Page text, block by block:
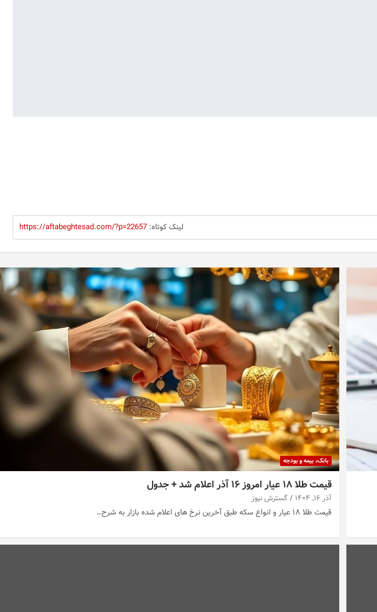
لینک کوتاه: https://aftabeghtesad.com/?p=22657
بانک، بیمه و بودجه
قیمت طلا ۱۸ عیار امروز ۱۶ آذر اعلام شد + جدول
آذر ۱۶, ۱۴۰۴ گسترش نیوز
قیمت طلا ۱۸ عیار و انواع سکه طبق آخرین نرخ های اعلام شده بازار به شرح…